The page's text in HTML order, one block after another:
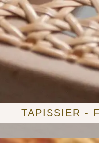
TAPISSIER -